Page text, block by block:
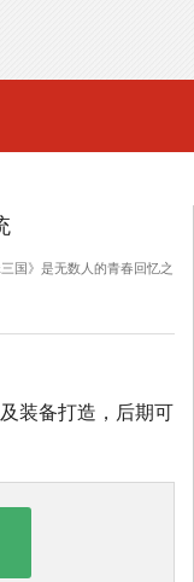
国》是无数人的青春回忆之
装备打造，后期可